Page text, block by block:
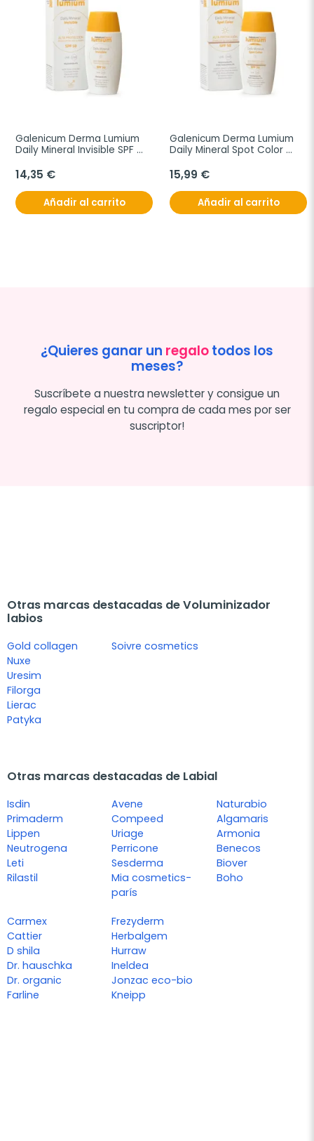
Galenicum Derma Lumium
Daily Mineral Invisible SPF
14,35 €
Añadir al carrito
Galenicum Derma Lumium
Daily Mineral Spot Color
15,99 €
Añadir al carrito
¿Quieres ganar un regalotodos los
meses?
Suscríbete a nuestra newsletter y consigue un
regalo especial en tu compra de cada mes por ser
suscriptor!
Otras marcas destacadas de Voluminizador
labios
Gold collagen
Nuxe
Uresim
Filorga
Lierac
Patyka
Soivre cosmetics
Otras marcas destacadas de Labial
Isdin
Primaderm
Lippen
Neutrogena
Leti
Rilastil
Avene
Compeed
Uriage
Perricone
Sesderma
Mia cosmetics-
parís
Naturabio
Algamaris
Armonia
Benecos
Biover
Boho
Carmex
Cattier
D shila
Dr. hauschka
Dr. organic
Farline
Frezyderm
Herbalgem
Hurraw
Ineldea
Jonzac eco-bio
Kneipp